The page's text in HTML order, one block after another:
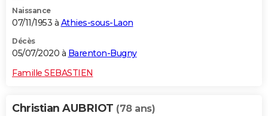
Naissance
07/11/1953 à Athies-sous-Laon
Décès
05/07/2020 à Barenton-Bugny
Famille SEBASTIEN
Christian AUBRIOT (78 ans)